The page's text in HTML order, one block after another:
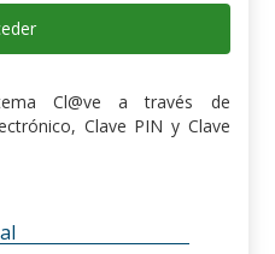
Cl@ve a través de
Clave PIN y Clave